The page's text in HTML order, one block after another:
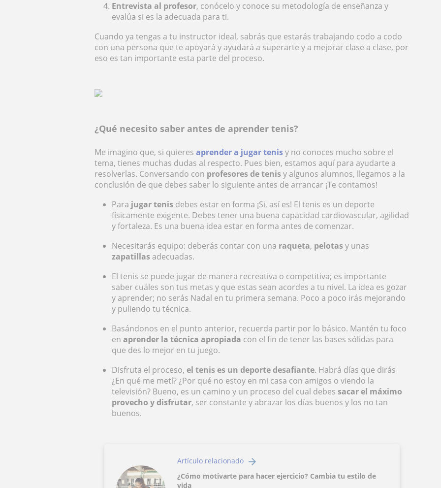
Entrevista al profesor, conócelo y conoce su metodología de enseñanza y
evalúa si es la adecuada para ti.
Cuando ya tengas a tu instructor ideal, sabrás que estarás trabajando codo a codo
con una persona que te apoyará y ayudará a superarte y a mejorar clase a clase, por
eso es tan importante esta parte del proceso.
¿Qué necesito saber antes de aprender tenis?
Me imagino que, si quieres aprender a jugar tenisy no conoces mucho sobre el
tema, tienes muchas dudas al respecto. Pues bien, estamos aquí para ayudarte a
resolverlas. Conversando con profesores de tenisy algunos alumnos, llegamos a la
conclusión de que debes saber lo siguiente antes de arrancar ¡Te contamos!
Para jugar tenis debes estar en forma ¡Si, así es! El tenis es un deporte
físicamente exigente. Debes tener una buena capacidad cardiovascular, agilidad
y fortaleza. Es una buena idea estar en forma antes de comenzar.
Necesitarás equipo: deberás contar con una raqueta, pelotasy unas
zapatillas adecuadas.
El tenis se puede jugar de manera recreativa o competitiva; es importante
saber cuáles son tus metas y que estas sean acordes a tu nivel. La idea es gozar
y aprender; no serás Nadal en tu primera semana. Poco a poco irás mejorando
y puliendo tu técnica.
Basándonos en el punto anterior, recuerda partir por lo básico. Mantén tu foco
enaprender la técnica apropiada con el fin de tener las bases sólidas para
que des lo mejor en tu juego.
Disfruta el proceso, el tenis es un deporte desafiante. Habrá días que dirás
¿En qué me metí? ¿Por qué no estoy en mi casa con amigos o viendo la
televisión? Bueno, es un camino y un proceso del cual debessacar el máximo
provecho y disfrutar, ser constante y abrazar los días buenos y los no tan
buenos.
Artículo relacionado
¿Cómo motivarte para hacer ejercicio? Cambia tu estilo de
vida